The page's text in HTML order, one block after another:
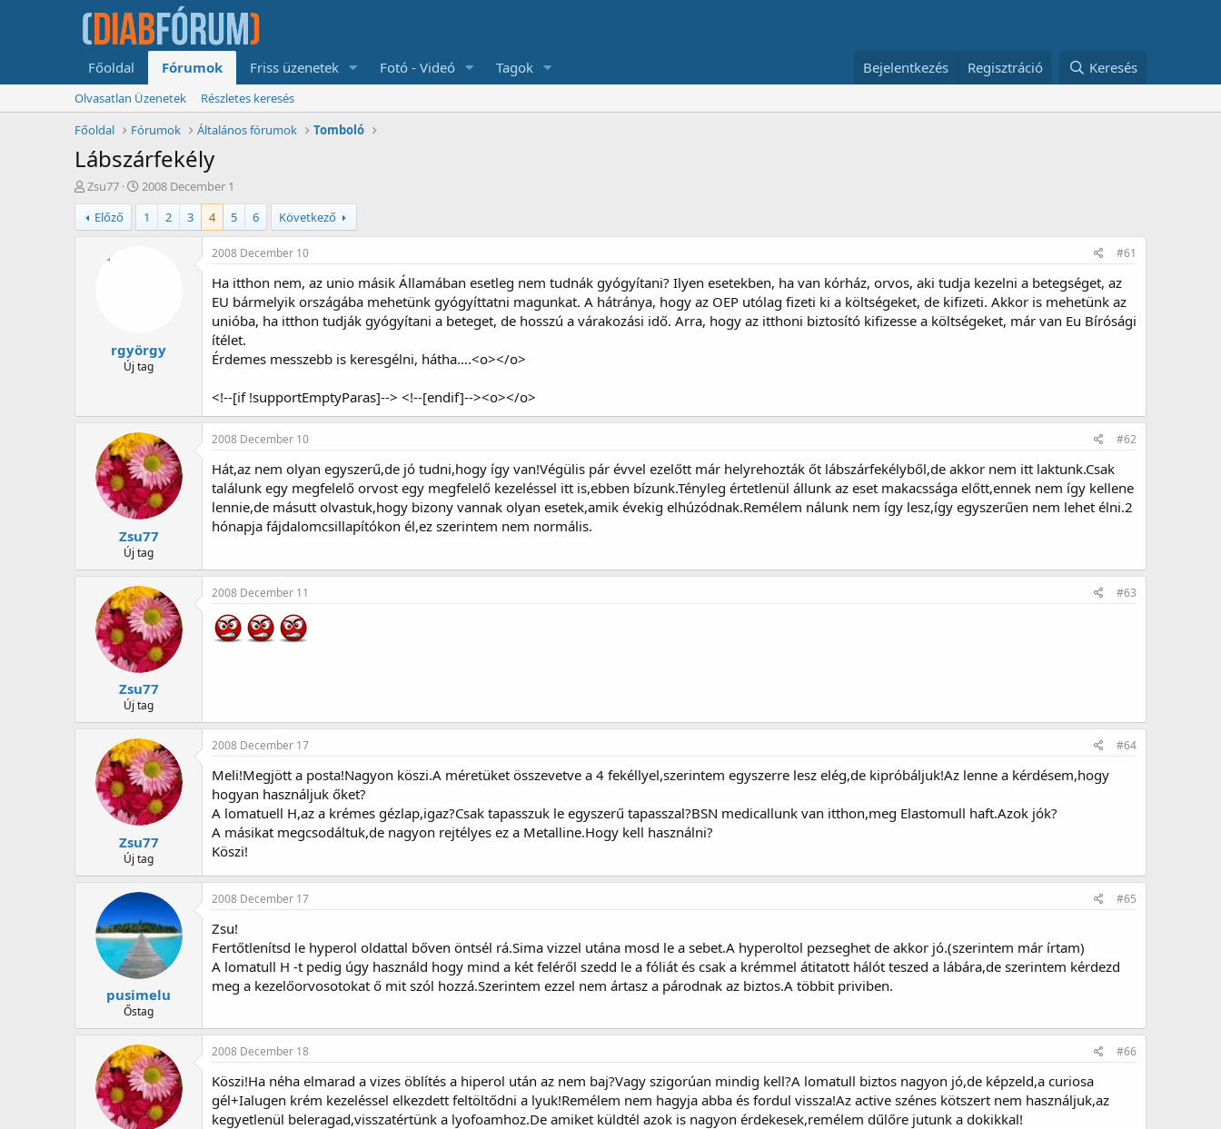
Főoldal Fórumok Friss üzenetek Fotó - Videó Tagok Bejelentkezés Regisztráció Keresés
Olvasatlan Üzenetek
Részletes keresés
Főoldal
Fórumok Általános fórumok Tomboló
Lábszárfekély
T
é
m
a
Zsu77
K
e
z
d
m
a
2008 December 1
Előző
1 2 3 4 5 6 Következő
rgyörgy
Új tag
2008 December 10 #61
Ha itthon nem, az unio másik Államában esetleg nem tudnák gyógyítani? Ilyen esetekben, ha van kórház, orvos, aki tudja kezelni a betegséget, az
EU bármelyik országába mehetünk gyógyíttatni magunkat. A hátránya, hogy az OEP utólag fizeti ki a költségeket, de kifizeti. Akkor is mehetünk az
unióba, ha itthon tudják gyógyítani a beteget, de hosszú a várakozási idő. Arra, hogy az itthoni biztosító kifizesse a költségeket, már van Eu Bírósági
ítélet.
Érdemes messzebb is keresgélni, hátha….<o></o>
<!--[if !supportEmptyParas]--> <!--[endif]--><o></o>
Zsu77
Új tag
2008 December 10 #62
Hát,az nem olyan egyszerű,de jó tudni,hogy így van!Végülis pár évvel ezelőtt már helyrehozták őt lábszárfekélyből,de akkor nem itt laktunk.Csak
találunk egy megfelelő orvost egy megfelelő kezeléssel itt is,ebben bízunk.Tényleg értetlenül állunk az eset makacssága előtt,ennek nem így kellene
lennie,de másutt olvastuk,hogy bizony vannak olyan esetek,amik évekig elhúzódnak.Remélem nálunk nem így lesz,így egyszerűen nem lehet élni.2
hónapja fájdalomcsillapítókon él,ez szerintem nem normális.
Zsu77
Új tag
2008 December 11 #63
Zsu77
Új tag
2008 December 17 #64
Meli!Megjött a posta!Nagyon köszi.A méretüket összevetve a 4 fekéllyel,szerintem egyszerre lesz elég,de kipróbáljuk!Az lenne a kérdésem,hogy
hogyan használjuk őket?
A lomatuell H,az a krémes gézlap,igaz?Csak tapasszuk le egyszerű tapasszal?BSN medicallunk van itthon,meg Elastomull haft.Azok jók?
A másikat megcsodáltuk,de nagyon rejtélyes ez a Metalline.Hogy kell használni?
Köszi!
pusimelu
Őstag
2008 December 17 #65
Zsu!
Fertőtlenítsd le hyperol oldattal bőven öntsél rá.Sima vizzel utána mosd le a sebet.A hyperoltol pezseghet de akkor jó.(szerintem már írtam)
A lomatull H -t pedig úgy használd hogy mind a két feléről szedd le a fóliát és csak a krémmel átitatott hálót teszed a lábára,de szerintem kérdezd
meg a kezelőorvosotokat ő mit szól hozzá.Szerintem ezzel nem ártasz a párodnak az biztos.A többit priviben.
2008 December 18 #66
Köszi!Ha néha elmarad a vizes öblítés a hiperol után az nem baj?Vagy szigorúan mindig kell?A lomatull biztos nagyon jó,de képzeld,a curiosa
gél+Ialugen krém kezeléssel elkezdett feltöltődni a lyuk!Remélem nem hagyja abba és fordul vissza!Az active szénes kötszert nem használjuk,az
kegyetlenül beleragad,visszatértünk a lyofoamhoz.De amiket küldtél azok is nagyon érdekesek,remélem dűlőre jutunk a dokikkal!